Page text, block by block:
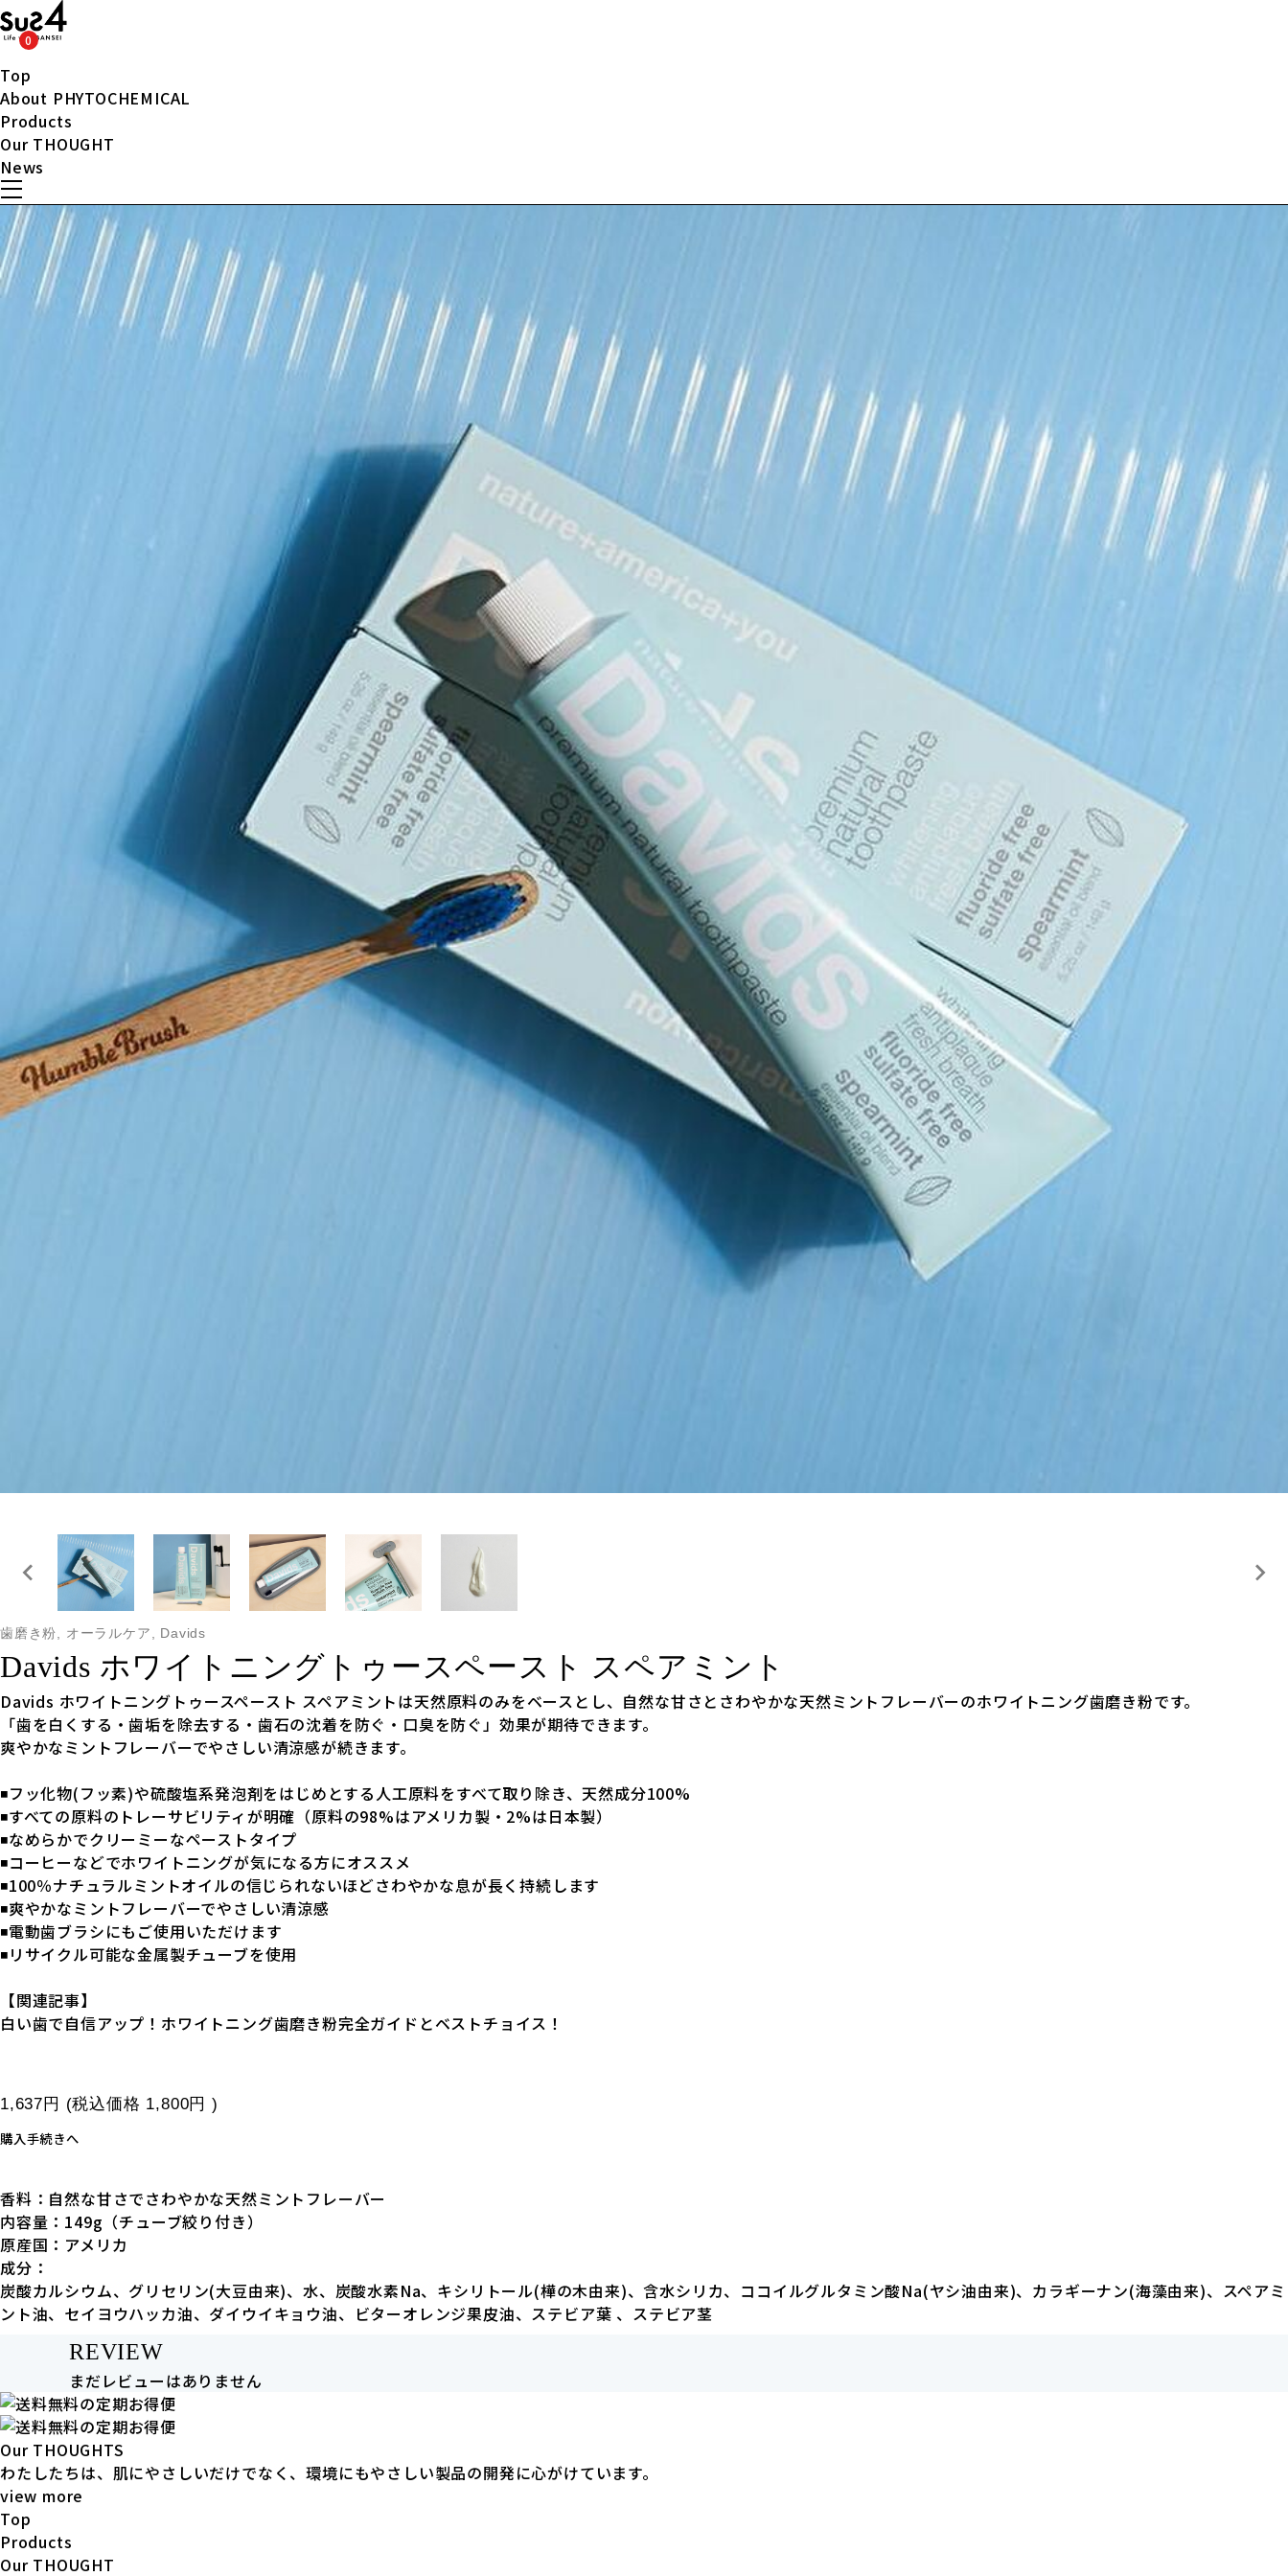
0
Top
About PHYTOCHEMICAL
Products
Our THOUGHT
News
歯磨き粉, オーラルケア, Davids
Davids ホワイトニングトゥースペースト スペアミント
Davids ホワイトニングトゥースペースト スペアミントは天然原料のみをベースとし、自然な甘さとさわやかな天然ミントフレーバーのホワイトニング歯磨き粉です。
「歯を白くする・歯垢を除去する・歯石の沈着を防ぐ・口臭を防ぐ」効果が期待できます。
爽やかなミントフレーバーでやさしい清涼感が続きます。
◾️フッ化物(フッ素)や硫酸塩系発泡剤をはじめとする人工原料をすべて取り除き、天然成分100%
◾️すべての原料のトレーサビリティが明確（原料の98%はアメリカ製・2%は日本製）
◾️なめらかでクリーミーなペーストタイプ
◾️コーヒーなどでホワイトニングが気になる方にオススメ
◾️100％ナチュラルミントオイルの信じられないほどさわやかな息が長く持続します
◾️爽やかなミントフレーバーでやさしい清涼感
◾️電動歯ブラシにもご使用いただけます
◾️リサイクル可能な金属製チューブを使用
【関連記事】
白い歯で自信アップ！ホワイトニング歯磨き粉完全ガイドとベストチョイス！
1,637円 (税込価格 1,800円 )
購入手続きへ
香料：自然な甘さでさわやかな天然ミントフレーバー
内容量：149g（チューブ絞り付き）
原産国：アメリカ
成分：
炭酸カルシウム、グリセリン(大豆由来)、水、炭酸水素Na、キシリトール(樺の木由来)、含水シリカ、ココイルグルタミン酸Na(ヤシ油由来)、カラギーナン(海藻由来)、スペアミ
ント油、セイヨウハッカ油、ダイウイキョウ油、ビターオレンジ果皮油、ステビア葉 、ステビア茎
REVIEW
まだレビューはありません
Our THOUGHTS
わたしたちは、肌にやさしいだけでなく、環境にもやさしい製品の開発に心がけています。
view more
Top
Products
Our THOUGHT